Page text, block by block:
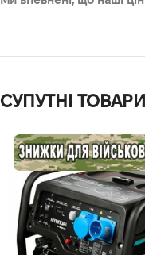
СУПУТНІ ТОВАРИ